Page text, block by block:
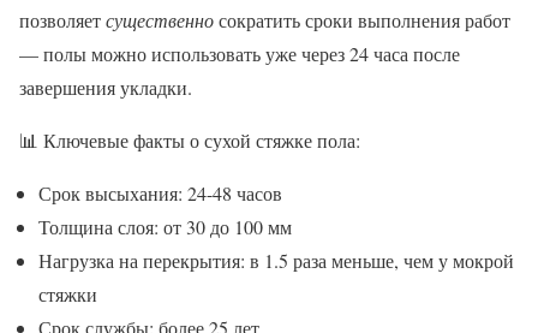
позволяетсущественносократить сроки выполнения работ
— полы можно использовать уже через 24 часа после
завершения укладки.
📊 Ключевые факты о сухой стяжке пола:
Срок высыхания: 24-48 часов
Толщина слоя: от 30 до 100 мм
Нагрузка на перекрытия: в 1.5 раза меньше, чем у мокрой
стяжки
Срок службы: более 25 лет